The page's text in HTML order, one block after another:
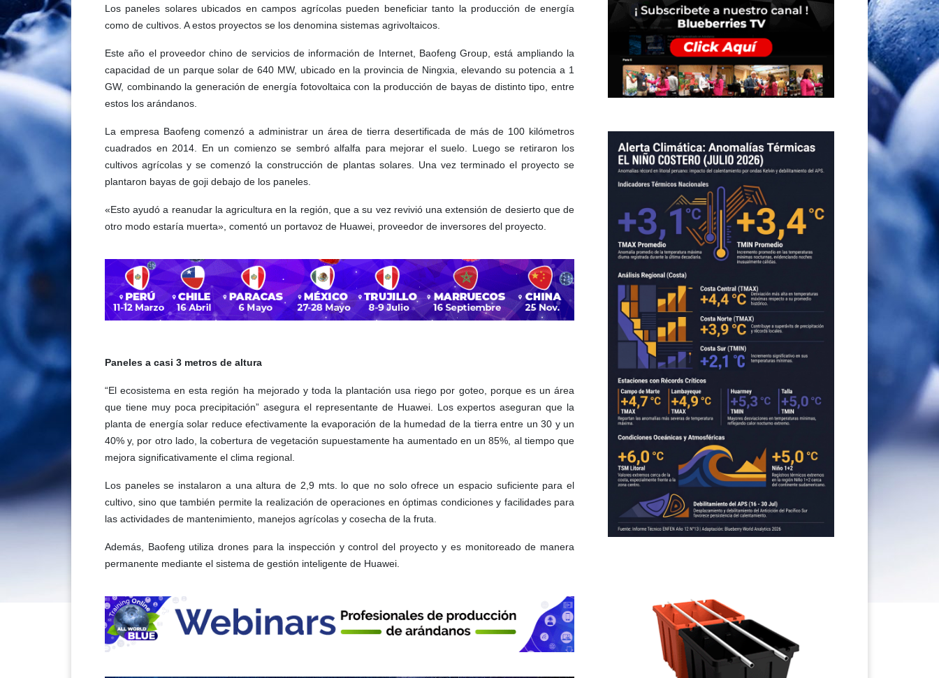
Los paneles solares ubicados en campos agrícolas pueden beneficiar tanto la producción de energía
como de cultivos. A estos proyectos se los denomina sistemas agrivoltaicos.
Este año el proveedor chino de servicios de información de Internet, Baofeng Group, está ampliando la
capacidad de un parque solar de 640 MW, ubicado en la provincia de Ningxia, elevando su potencia a 1
GW, combinando la generación de energía fotovoltaica con la producción de bayas de distinto tipo, entre
estos los arándanos.
La empresa Baofeng comenzó a administrar un área de tierra desertificada de más de 100 kilómetros
cuadrados en 2014. En un comienzo se sembró alfalfa para mejorar el suelo. Luego se retiraron los
cultivos agrícolas y se comenzó la construcción de plantas solares. Una vez terminado el proyecto se
plantaron bayas de goji debajo de los paneles.
«Esto ayudó a reanudar la agricultura en la región, que a su vez revivió una extensión de desierto que de
otro modo estaría muerta», comentó un portavoz de Huawei, proveedor de inversores del proyecto.
Paneles a casi 3 metros de altura
“El ecosistema en esta región ha mejorado y toda la plantación usa riego por goteo, porque es un área
que tiene muy poca precipitación” asegura el representante de Huawei. Los expertos aseguran que la
planta de energía solar reduce efectivamente la evaporación de la humedad de la tierra entre un 30 y un
40% y, por otro lado, la cobertura de vegetación supuestamente ha aumentado en un 85%, al tiempo que
mejora significativamente el clima regional.
Los paneles se instalaron a una altura de 2,9 mts. lo que no solo ofrece un espacio suficiente para el
cultivo, sino que también permite la realización de operaciones en óptimas condiciones y facilidades para
las actividades de mantenimiento, manejos agrícolas y cosecha de la fruta.
Además, Baofeng utiliza drones para la inspección y control del proyecto y es monitoreado de manera
permanente mediante el sistema de gestión inteligente de Huawei.